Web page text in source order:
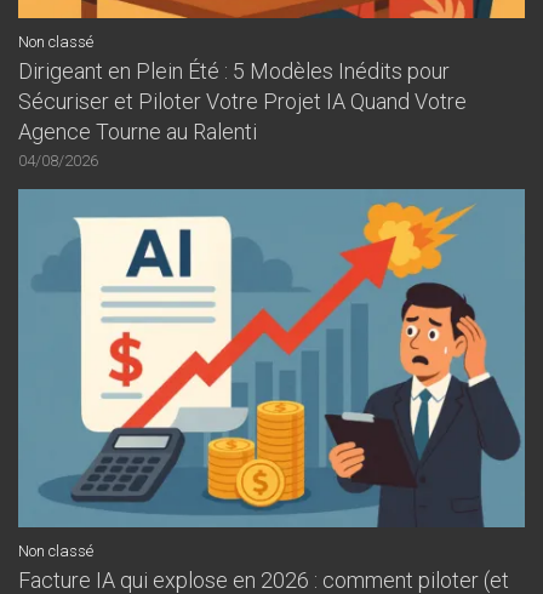
Non classé
Dirigeant en Plein Été : 5 Modèles Inédits pour
Sécuriser et Piloter Votre Projet IA Quand Votre
Agence Tourne au Ralenti
04/08/2026
Non classé
Facture IA qui explose en 2026 : comment piloter (et